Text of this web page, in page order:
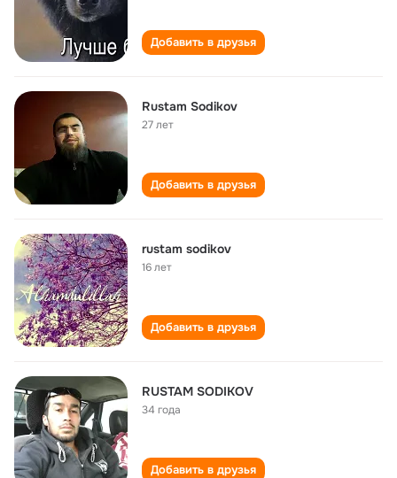
Добавить в друзья
Rustam Sodikov
27 лет
Добавить в друзья
rustam sodikov
16 лет
Добавить в друзья
RUSTAM SODIKOV
34 года
Добавить в друзья